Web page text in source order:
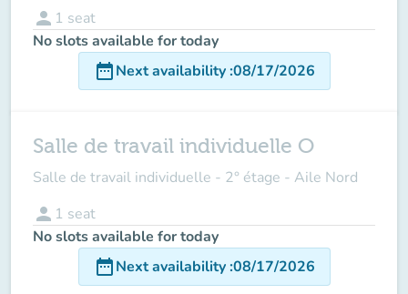
person 1 seat
No slots available for today
date_rangeNext availability:08/17/2026
Salle de travail individuelle O
Salle de travail individuelle - 2° étage - Aile Nord
person 1 seat
No slots available for today
date_rangeNext availability:08/17/2026